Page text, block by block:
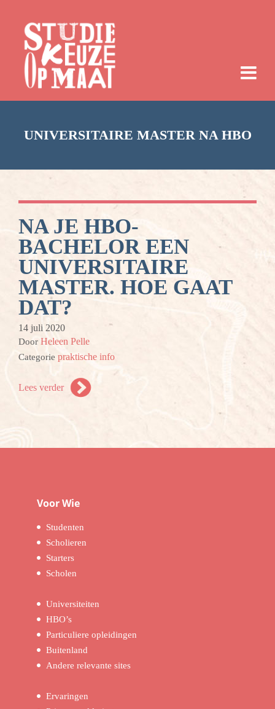
UNIVERSITAIRE MASTER NA HBO
NA JE HBO-
BACHELOR EEN
UNIVERSITAIRE
MASTER. HOE GAAT
DAT?
14 juli 2020
Door Heleen Pelle
Categorie praktische info
Lees verder
Voor Wie
Studenten
Scholieren
Starters
Scholen
Universiteiten
HBO’s
Particuliere opleidingen
Buitenland
Andere relevante sites
Ervaringen